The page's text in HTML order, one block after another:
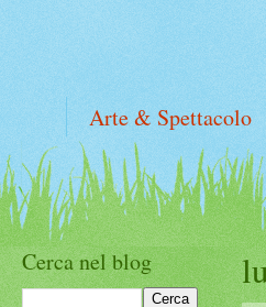
Arte & Spettacolo
Cerca nel blog